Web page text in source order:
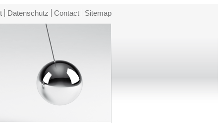
Datenschutz Contact Sitemap